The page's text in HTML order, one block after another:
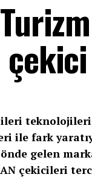
ile fark
gelen
çekicileri